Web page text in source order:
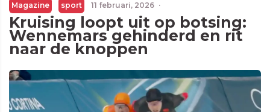
Magazine sport 11 februari, 2026 ·
Kruising loopt uit op botsing:
Wennemars gehinderd en rit
naar de knoppen